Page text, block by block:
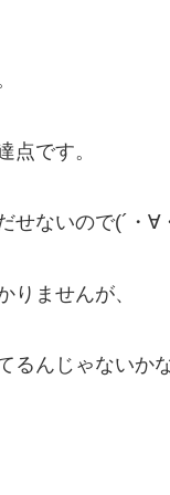
点です。
せないので(´・∀
りませんが、
るんじゃないか